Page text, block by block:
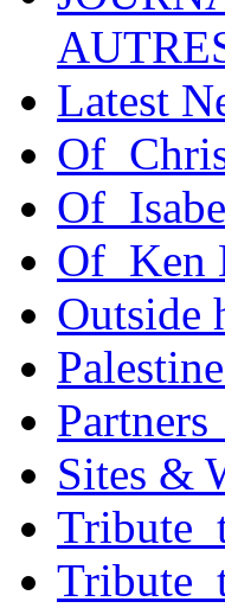
Latest
Of_Ken
Outside
Sites &